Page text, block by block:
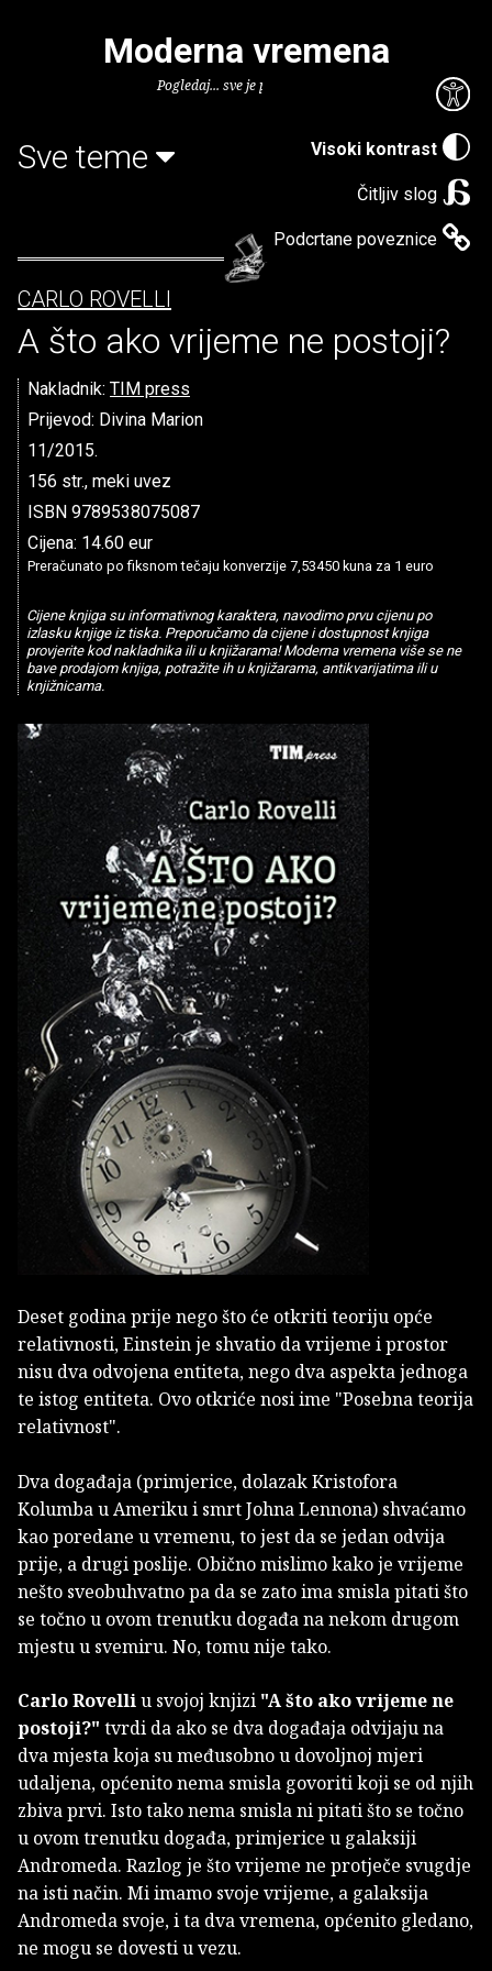
Visoki kontrast
Čitljiv slog
Podcrtane poveznice
Moderna vremena
Pogledaj... sve je puno knjiga.
Sve teme
CARLO ROVELLI
A što ako vrijeme ne postoji?
Nakladnik: TIM press
Prijevod: Divina Marion
11/2015.
156 str., meki uvez
ISBN 9789538075087
Cijena: 14.60 eur
Preračunato po fiksnom tečaju konverzije 7,53450 kuna za 1 euro
Cijene knjiga su informativnog karaktera, navodimo prvu cijenu po
izlasku knjige iz tiska. Preporučamo da cijene i dostupnost knjiga
provjerite kod nakladnika ili u knjižarama! Moderna vremena više se ne
bave prodajom knjiga, potražite ih u knjižarama, antikvarijatima ili u
knjižnicama.
Deset godina prije nego što će otkriti teoriju opće
relativnosti, Einstein je shvatio da vrijeme i prostor
nisu dva odvojena entiteta, nego dva aspekta jednoga
te istog entiteta. Ovo otkriće nosi ime "Posebna teorija
relativnost".
Dva događaja (primjerice, dolazak Kristofora
Kolumba u Ameriku i smrt Johna Lennona) shvaćamo
kao poredane u vremenu, to jest da se jedan odvija
prije, a drugi poslije. Obično mislimo kako je vrijeme
nešto sveobuhvatno pa da se zato ima smisla pitati što
se točno u ovom trenutku događa na nekom drugom
mjestu u svemiru. No, tomu nije tako.
Carlo Rovelliu svojoj knjizi "A što ako vrijeme ne
postoji?" tvrdi da ako se dva događaja odvijaju na
dva mjesta koja su međusobno u dovoljnoj mjeri
udaljena, općenito nema smisla govoriti koji se od njih
zbiva prvi. Isto tako nema smisla ni pitati što se točno
u ovom trenutku događa, primjerice u galaksiji
Andromeda. Razlog je što vrijeme ne protječe svugdje
na isti način. Mi imamo svoje vrijeme, a galaksija
Andromeda svoje, i ta dva vremena, općenito gledano,
ne mogu se dovesti u vezu.